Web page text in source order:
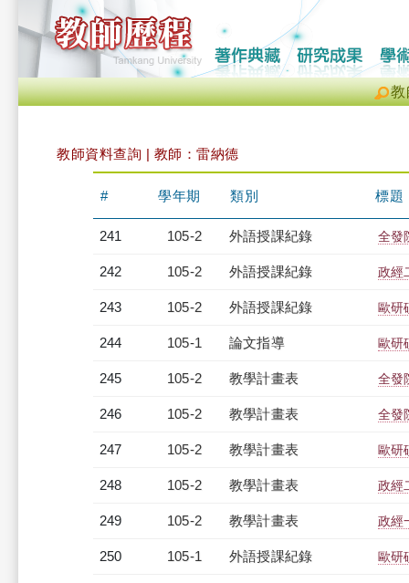
教
教師資料查詢 | 教師：雷納德
# 學年期 類別 標題
241 105-2 外語授課紀錄 全發
242 105-2 外語授課紀錄 政經
243 105-2 外語授課紀錄 歐研
244 105-1 論文指導 歐研
245 105-2 教學計畫表 全發
246 105-2 教學計畫表 全發
247 105-2 教學計畫表 歐研
248 105-2 教學計畫表 政經
249 105-2 教學計畫表 政經
250 105-1 外語授課紀錄 歐研